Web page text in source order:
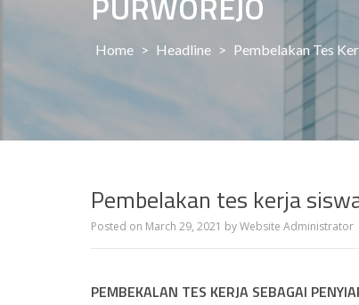
Home > Headline > Pembelakan Tes
Pembelakan tes kerja
Posted on March 29, 2021 byWebsite Administrator
PEMBEKALAN TES KERJA SEBAGAI